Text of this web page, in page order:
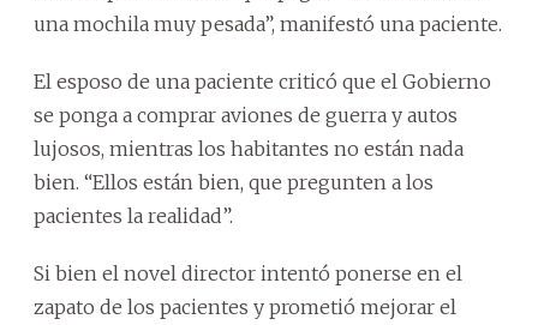
una mochila muy pesada”, manifestó una paciente.
El esposo de una paciente criticó que el Gobierno
se ponga a comprar aviones de guerra y autos
lujosos, mientras los habitantes no están nada
bien. “Ellos están bien, que pregunten a los
pacientes la realidad”.
Si bien el novel director intentó ponerse en el
zapato de los pacientes y prometió mejorar el